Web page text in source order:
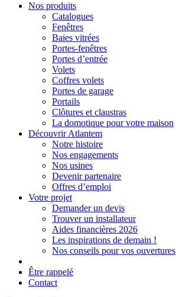
Nos produits
Catalogues
Fenêtres
Baies vitrées
Portes-fenêtres
Portes d’entrée
Volets
Coffres volets
Portes de garage
Portails
Clôtures et claustras
La domotique pour votre maison
Découvrir Atlantem
Notre histoire
Nos engagements
Nos usines
Devenir partenaire
Offres d’emploi
Votre projet
Demander un devis
Trouver un installateur
Aides financières 2026
Les inspirations de demain !
Nos conseils pour vos ouvertures
Être rappelé
Contact